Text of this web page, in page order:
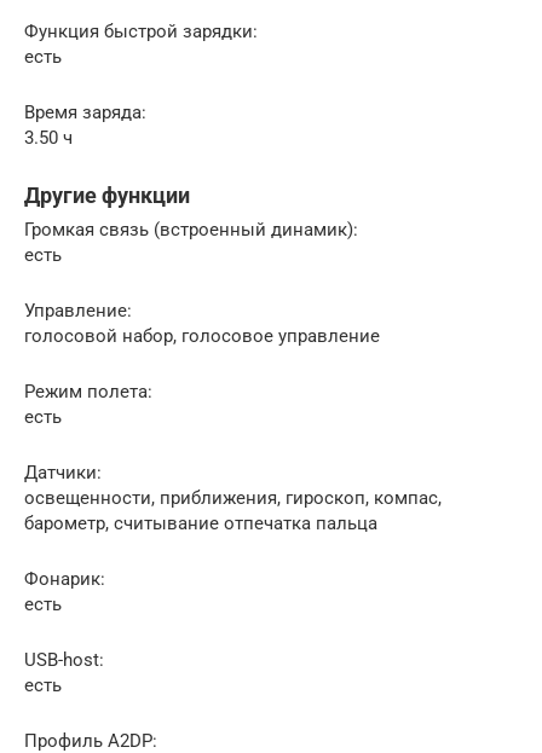
Функция быстрой зарядки:
есть
Время заряда:
3.50 ч
Другие функции
Громкая связь (встроенный динамик):
есть
Управление:
голосовой набор, голосовое управление
Режим полета:
есть
Датчики:
освещенности, приближения, гироскоп, компас,
барометр, считывание отпечатка пальца
Фонарик:
есть
USB-host:
есть
Профиль A2DP: